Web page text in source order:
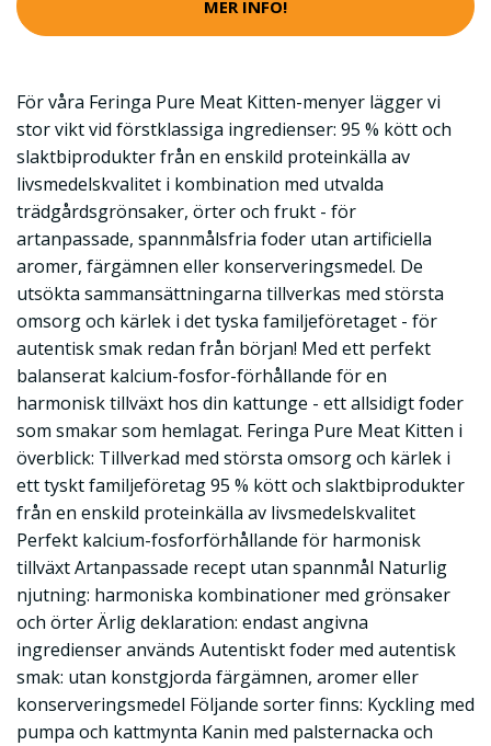
MER INFO!
För våra Feringa Pure Meat Kitten-menyer lägger vi
stor vikt vid förstklassiga ingredienser: 95 % kött och
slaktbiprodukter från en enskild proteinkälla av
livsmedelskvalitet i kombination med utvalda
trädgårdsgrönsaker, örter och frukt - för
artanpassade, spannmålsfria foder utan artificiella
aromer, färgämnen eller konserveringsmedel. De
utsökta sammansättningarna tillverkas med största
omsorg och kärlek i det tyska familjeföretaget - för
autentisk smak redan från början! Med ett perfekt
balanserat kalcium-fosfor-förhållande för en
harmonisk tillväxt hos din kattunge - ett allsidigt foder
som smakar som hemlagat. Feringa Pure Meat Kitten i
överblick: Tillverkad med största omsorg och kärlek i
ett tyskt familjeföretag 95 % kött och slaktbiprodukter
från en enskild proteinkälla av livsmedelskvalitet
Perfekt kalcium-fosforförhållande för harmonisk
tillväxt Artanpassade recept utan spannmål Naturlig
njutning: harmoniska kombinationer med grönsaker
och örter Ärlig deklaration: endast angivna
ingredienser används Autentiskt foder med autentisk
smak: utan konstgjorda färgämnen, aromer eller
konserveringsmedel Följande sorter finns: Kyckling med
pumpa och kattmynta Kanin med palsternacka och